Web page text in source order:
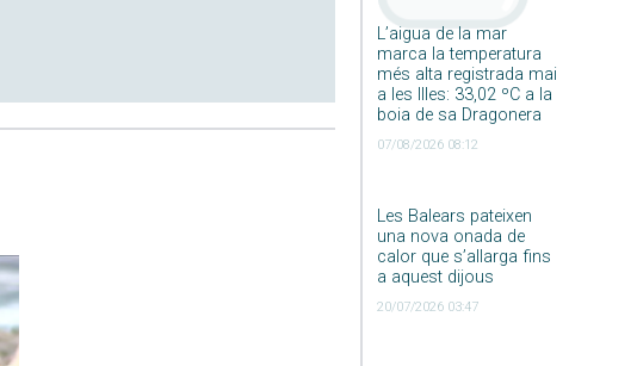
L’aigua de la mar
marca la temperatura
més alta registrada mai
a les Illes: 33,02 ºC a la
boia de sa Dragonera
07/08/2026 08:12
Les Balears pateixen
una nova onada de
calor que s’allarga fins
a aquest dijous
20/07/2026 03:47